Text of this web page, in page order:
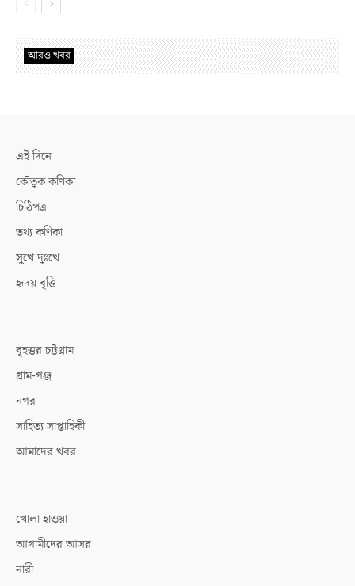
আরও খবর
এই দিনে
কৌতুক কণিকা
চিঠিপত্র
তথ্য কণিকা
সুখে দুঃখে
হৃদয় বৃত্তি
বৃহত্তর চট্টগ্রাম
গ্রাম-গঞ্জ
নগর
সাহিত্য সাপ্তাহিকী
আমাদের খবর
খোলা হাওয়া
আগামীদের আসর
নারী